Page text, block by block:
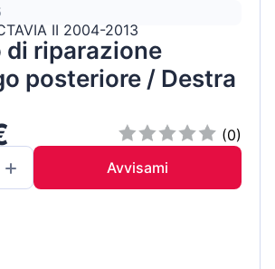
II 2004-2013
di riparazione
posteriore / Destra
(0)
Avvisami